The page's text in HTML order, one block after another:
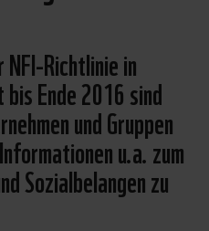
Richtlinie in
Ende 2016 sind
und Gruppen
u.a. zum
Sozialbelangen zu